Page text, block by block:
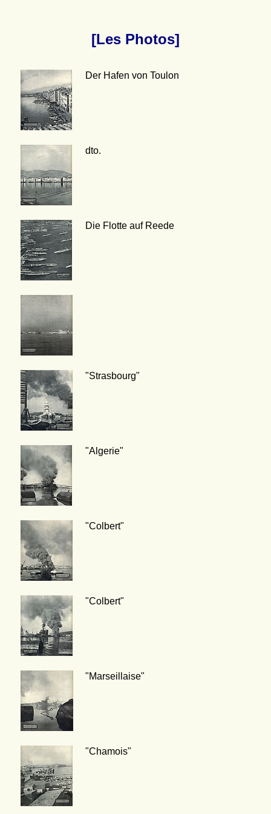
[Les Photos]
Der Hafen von Toulon
dto.
Die Flotte auf Reede
"Strasbourg"
"Algerie"
"Colbert"
"Colbert"
"Marseillaise"
"Chamois"